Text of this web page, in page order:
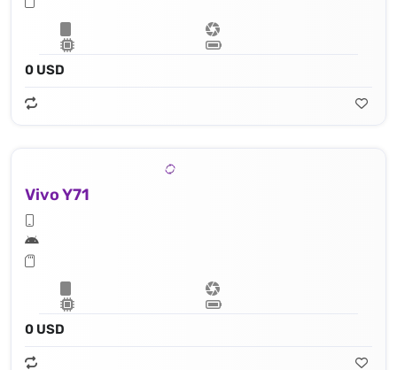
0 USD
Vivo Y71
0 USD